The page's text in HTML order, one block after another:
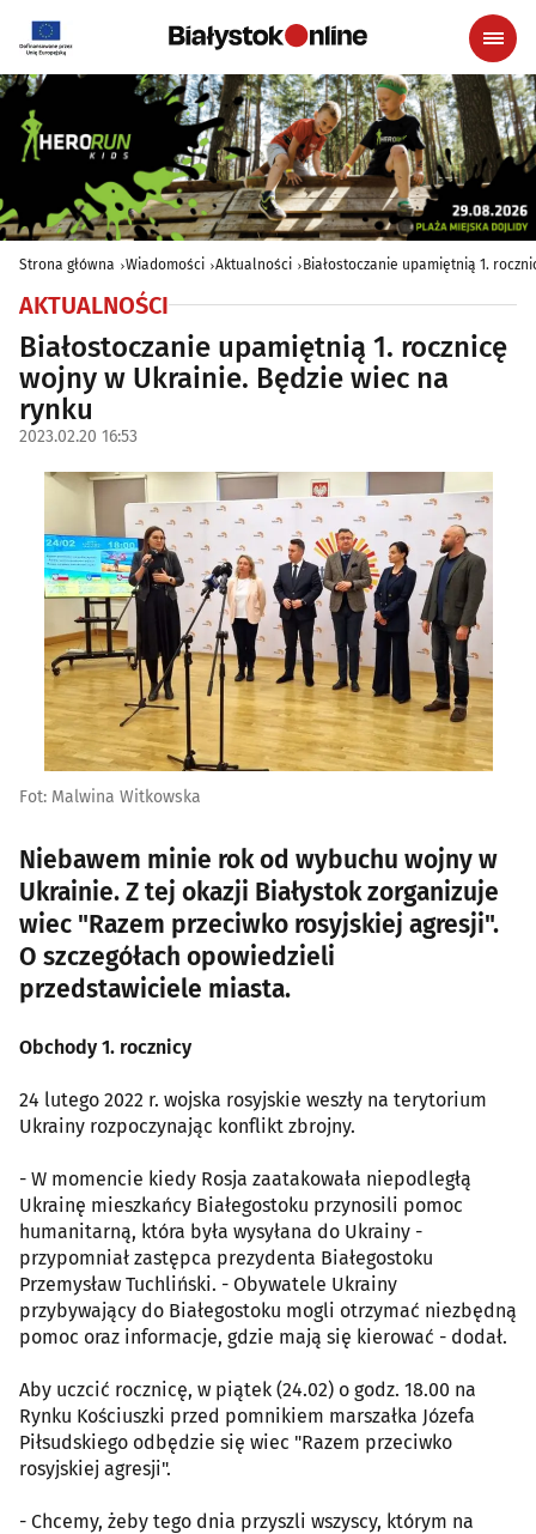
Strona główna Wiadomości Aktualności Białostoczanie upamiętnią 1.
AKTUALNOŚCI
Białostoczanie upamiętnią 1. rocznicę
wojny w Ukrainie. Będzie wiec na
rynku
2023.02.20 16:53
Fot: Malwina Witkowska
Niebawem minie rok od wybuchu wojny w
Ukrainie. Z tej okazji Białystok zorganizuje
wiec "Razem przeciwko rosyjskiej agresji".
O szczegółach opowiedzieli
przedstawiciele miasta.
Obchody 1. rocznicy
24 lutego 2022 r. wojska rosyjskie weszły na terytorium
Ukrainy rozpoczynając konflikt zbrojny.
- W momencie kiedy Rosja zaatakowała niepodległą
Ukrainę mieszkańcy Białegostoku przynosili pomoc
humanitarną, która była wysyłana do Ukrainy -
przypomniał zastępca prezydenta Białegostoku
Przemysław Tuchliński. - Obywatele Ukrainy
przybywający do Białegostoku mogli otrzymać niezbędną
pomoc oraz informacje, gdzie mają się kierować - dodał.
Aby uczcić rocznicę, w piątek (24.02) o godz. 18.00 na
Rynku Kościuszki przed pomnikiem marszałka Józefa
Piłsudskiego odbędzie się wiec "Razem przeciwko
rosyjskiej agresji".
- Chcemy, żeby tego dnia przyszli wszyscy, którym na